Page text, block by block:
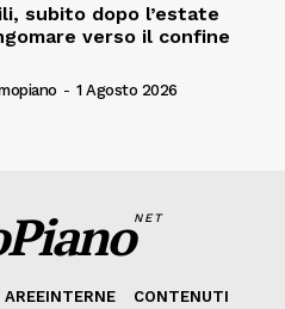
subito dopo l’estate
verso il confine
- 1 Agosto 2026
NET
AREEINTERNE
CONTENUTI